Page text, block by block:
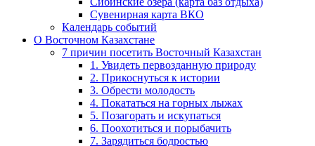
Сувенирная карта ВКО
Календарь событий
О Восточном Казахстане
7 причин посетить Восточный Казахстан
1. Увидеть первозданную природу
2. Прикоснуться к истории
3. Обрести молодость
4. Покататься на горных лыжах
5. Позагорать и искупаться
6. Поохотиться и порыбачить
7. Зарядиться бодростью